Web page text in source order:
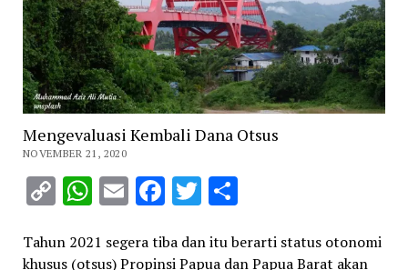
Mengevaluasi Kembali Dana Otsus
NOVEMBER 21, 2020
CopyWhatsApp
EmailFacebook
Twitter
Share
Tahun 2021 segera tiba dan itu berarti status otonomi
khusus (otsus) Propinsi Papua dan Papua Barat akan